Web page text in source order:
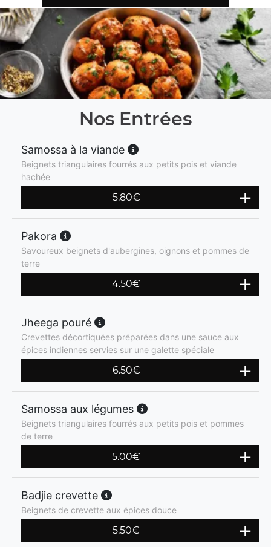
Nos Entrées
Samossa à la viande
Beignets triangulaires fourrés aux petits pois et viande
hachée
5.80€
Pakora
Savoureux beignets d'aubergines, oignons et pommes de
terre
4.50€
Jheega pouré
Crevettes décortiquées préparées dans une sauce aux
épices indiennes servies sur une galette spéciale
6.50€
Samossa aux légumes
Beignets triangulaires fourrés aux petits pois et pommes
de terre
5.00€
Badjie crevette
Beignets de crevette aux épices douce
5.50€